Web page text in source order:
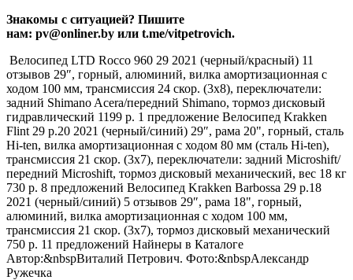
Знакомы с ситуацией? Пишите
нам: pv@onliner.by или t.me/vitpetrovich.
Велосипед LTD Rocco 960 29 2021 (черный/красный) 11
отзывов 29″, горный, алюминий, вилка амортизационная с
ходом 100 мм, трансмиссия 24 скор. (3х8), переключатели:
задний Shimano Acera/передний Shimano, тормоз дисковый
гидравлический 1199 р. 1 предложение Велосипед Krakken
Flint 29 р.20 2021 (черный/синий) 29″, рама 20", горный, сталь
Hi-ten, вилка амортизационная с ходом 80 мм (сталь Hi-ten),
трансмиссия 21 скор. (3х7), переключатели: задний Microshift/
передний Microshift, тормоз дисковый механический, вес 18 кг
730 р. 8 предложений Велосипед Krakken Barbossa 29 р.18
2021 (черный/синий) 5 отзывов 29″, рама 18", горный,
алюминий, вилка амортизационная с ходом 100 мм,
трансмиссия 21 скор. (3х7), тормоз дисковый механический
750 р. 11 предложений Найнеры в Каталоге
Автор:&nbspВиталий Петрович. Фото:&nbspАлександр
Ружечка